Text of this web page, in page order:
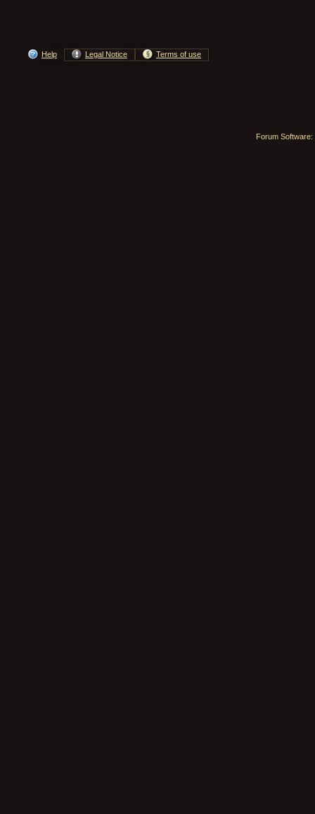
Help Legal Notice Terms of use
Forum Software: